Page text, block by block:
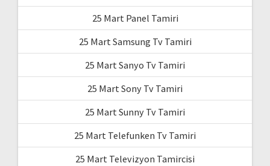
25 Mart Panel Tamiri
25 Mart Samsung Tv Tamiri
25 Mart Sanyo Tv Tamiri
25 Mart Sony Tv Tamiri
25 Mart Sunny Tv Tamiri
25 Mart Telefunken Tv Tamiri
25 Mart Televizyon Tamircisi